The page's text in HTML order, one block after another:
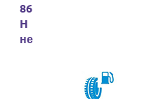
86
H
не